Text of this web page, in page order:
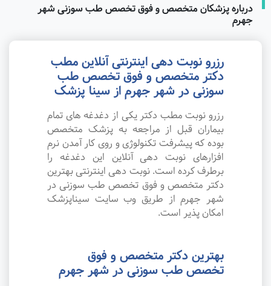
درباره پزشکان متخصص و فوق تخصص طب سوزنی شهر
جهرم
رزرو نوبت دهی اینترنتی آنلاین مطب
دکتر متخصص و فوق تخصص طب
سوزنی در شهر جهرم از سینا پزشک
رزرو نوبت مطب دکتر یکی از دغدغه های تمام
بیماران قبل از مراجعه به پزشک متخصص
بوده که پیشرفت تکنولوژی و روی کار آمدن نرم
افزارهای نوبت دهی آنلاین این دغدغه را
برطرف کرده است. نوبت دهی اینترنتی بهترین
دکتر متخصص و فوق تخصص طب سوزنی در
شهر جهرم از طریق وب سایت سیناپزشک
امکان پذیر است.
بهترین دکتر متخصص و فوق
تخصص طب سوزنی در شهر جهرم